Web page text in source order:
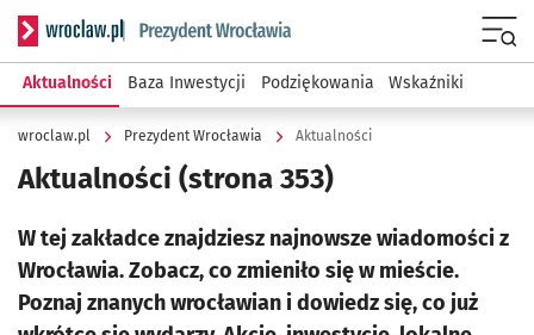
Serwis informacyjny wroclaw.pl podserwis: Prezydent
Aktualności Baza Inwestycji Podziękowania Wskaźniki
wroclaw.pl Prezydent Wrocławia Aktualności
Aktualności (strona 353)
W tej zakładce znajdziesz najnowsze wiadomości z
Wrocławia. Zobacz, co zmieniło się w mieście.
Poznaj znanych wrocławian i dowiedz się, co już